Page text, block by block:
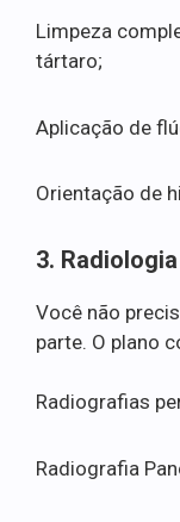
Limpeza
tártaro;
Aplicação de
Orientação de
3.
Você não
parte. O plano
Radiografias
Radiografia